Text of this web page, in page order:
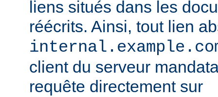
liens situés dans les
réécrits. Ainsi, tout lien
client du serveur
requête directement sur